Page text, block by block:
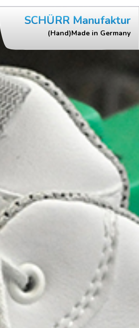
SCHÜRR Manufaktur
(Hand)Made in Germany